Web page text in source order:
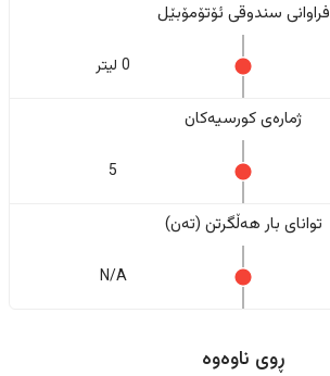
فراوانی سندوقی ئۆتۆمۆبێل
0 لیتر
ژمارەی کورسیەکان
5
تواناى بار هەڵگرتن (تەن)
N/A
ڕوی ناوەوە